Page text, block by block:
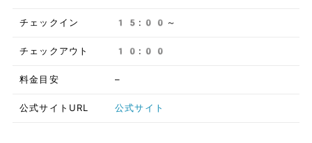
チェックイン 15:00～
チェックアウト 10:00
料金目安 –
公式サイトURL 公式サイト